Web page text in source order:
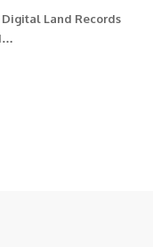
Land Records
…